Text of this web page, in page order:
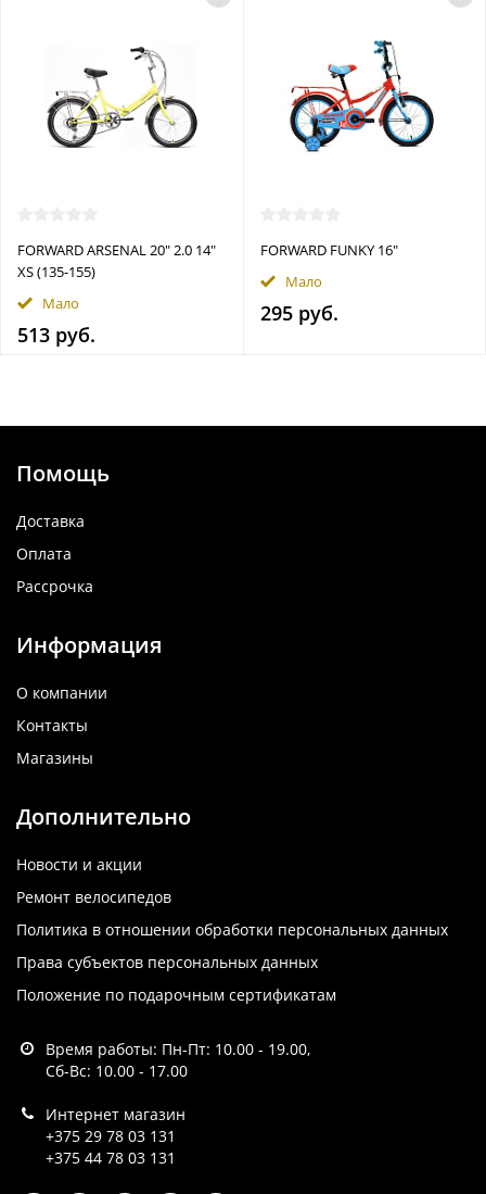
FORWARD ARSENAL 20" 2.0 14"
XS (135-155)
Мало
513 руб.
FORWARD FUNKY 16"
Мало
295 руб.
Помощь
Доставка
Оплата
Рассрочка
Информация
О компании
Контакты
Магазины
Дополнительно
Новости и акции
Ремонт велосипедов
Политика в отношении обработки персональных данных
Права субъектов персональных данных
Положение по подарочным сертификатам
Время работы: Пн-Пт: 10.00 - 19.00,
Сб-Вс: 10.00 - 17.00
Интернет магазин
+375 29 78 03 131
+375 44 78 03 131